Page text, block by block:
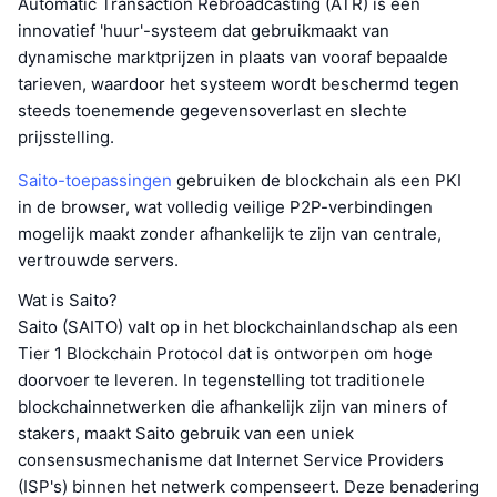
innovatief 'huur'-systeem dat gebruikmaakt van
dynamische marktprijzen in plaats van vooraf bepaalde
tarieven, waardoor het systeem wordt beschermd tegen
steeds toenemende gegevensoverlast en slechte
prijsstelling.
Saito-toepassingen gebruiken de blockchain als een PKI
in de browser, wat volledig veilige P2P-verbindingen
mogelijk maakt zonder afhankelijk te zijn van centrale,
vertrouwde servers.
Wat is Saito?
Saito (SAITO) valt op in het blockchainlandschap als een
Tier 1 Blockchain Protocol dat is ontworpen om hoge
doorvoer te leveren. In tegenstelling tot traditionele
blockchainnetwerken die afhankelijk zijn van miners of
stakers, maakt Saito gebruik van een uniek
consensusmechanisme dat Internet Service Providers
(ISP's) binnen het netwerk compenseert. Deze benadering